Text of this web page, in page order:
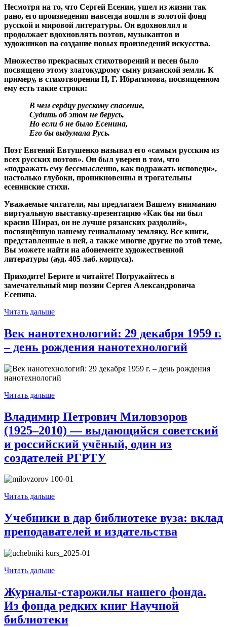
Несмотря на то, что Сергей Есенин, ушел из жизни так
рано, его произведения навсегда вошли в золотой фонд
русской и мировой литературы. Он вдохновлял и
продолжает вдохновлять поэтов, музыкантов и
художников на создание новых произведений искусства.
Множество прекрасных стихотворений и песен было
посвящено этому златокудрому сыну рязанской земли. К
примеру, в стихотворении Н, Г. Ибрагимова, посвященном
ему есть такие строки:
В чем сердцу русскому спасение,
Судить об этом не берусь,
Но если б не было Есенина,
Его бы выдумала Русь.
Поэт Евгений Евтушенко называл его «самым русским из
всех русских поэтов». Он был уверен в том, что
«подражать ему бессмысленно, как подражать исповеди»,
настолько глубоки, проникновенны и трогательны
есенинские стихи.
Уважаемые читатели, мы предлагаем Вашему вниманию
виртуальную выставку-презентацию «Как бы ни был
красив Шираз, он не лучше рязанских раздолий»,
посвящённую нашему гениальному земляку. Все книги,
представленные в ней, а также многие другие по этой теме,
Вы можете найти на абонементе художественной
литературы (ауд. 405 лаб. корпуса).
Приходите! Берите и читайте! Погружайтесь в
замечательный мир поэзии Сергея Александровича
Есенина.
Читать дальше
Век нанотехнологий: 29 декабря 1959 г.
– день рождения нанотехнологий
Читать дальше
Владимир Петрович Миловзоров
(1925–2010) — выдающийся советский
и российский учёный, один из
создателей РГРТУ
Читать дальше
Учебники в дар библиотеке вуза: вклад
преподавателей и издательства
Читать дальше
Журналы-старожилы нашего фонда.
Из фонда редких книг Научной
библиотеки